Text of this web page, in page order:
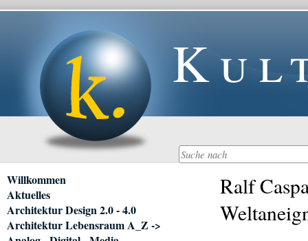
Ralf
Navigation
überspringen
Willkommen
Aktuelles
Architektur Design 2.0 - 4.0
Architektur Lebensraum A_Z ->